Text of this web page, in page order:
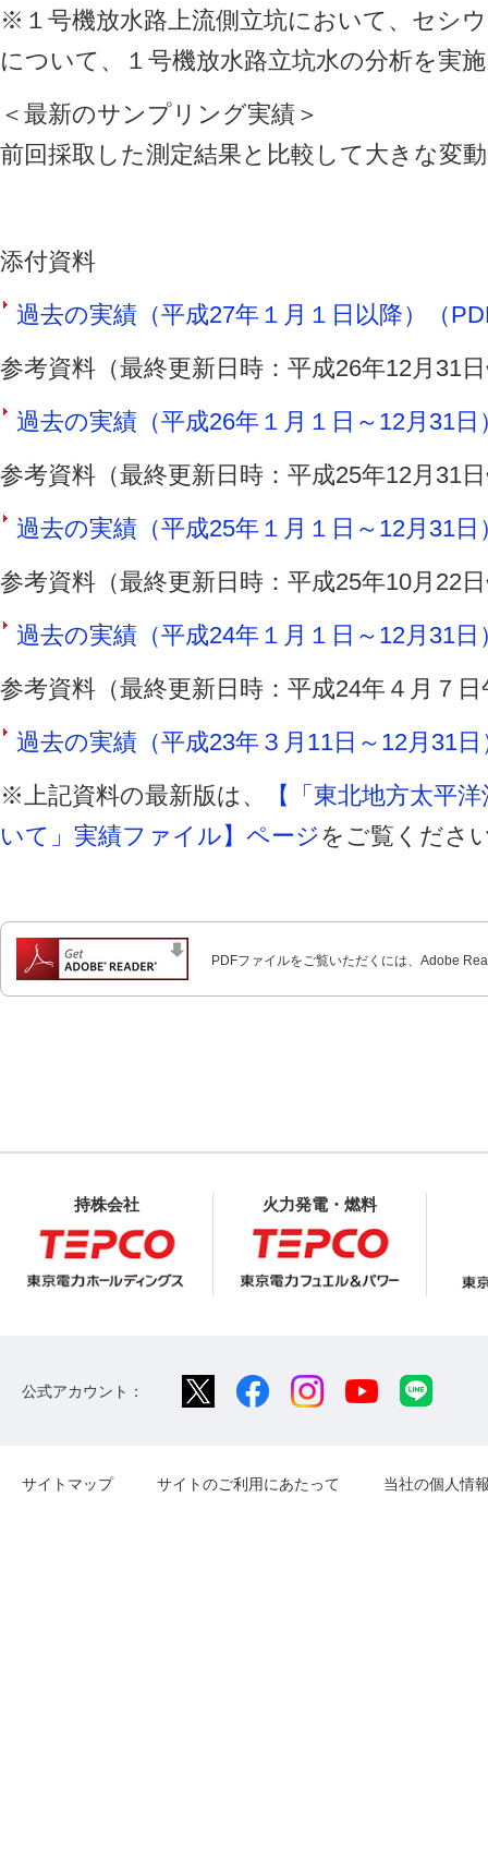
※１号機放水路上流側立坑において、セシ
について、１号機放水路立坑水の分析を実
＜最新のサンプリング実績＞
前回採取した測定結果と比較して大きな変
添付資料
過去の実績（平成27年１月１日以降）（
参考資料（最終更新日時：平成26年12月31
過去の実績（平成26年１月１日～12月31
参考資料（最終更新日時：平成25年12月31
過去の実績（平成25年１月１日～12月31
参考資料（最終更新日時：平成25年10月22
過去の実績（平成24年１月１日～12月31
参考資料（最終更新日時：平成24年４月７
過去の実績（平成23年３月11日～12月31
※上記資料の最新版は、
【「東北地方太平
いて」実績ファイル】ページをご覧くださ
PDFファイルをご覧いただくには、Adobe
持株会社 火力発電・燃料
公式アカウント：
サイトマップ サイトのご利用にあたって 当社の個人情